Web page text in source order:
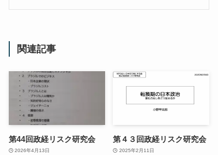
関連記事
第44回政経リスク研究会
2026年4月13日
第４３回政経リスク研究会
2025年2月11日